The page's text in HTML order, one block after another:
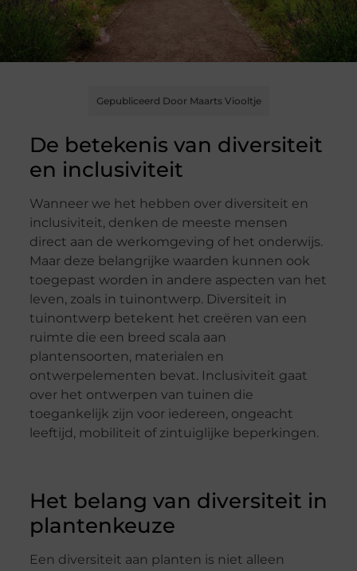
Gepubliceerd Door Maarts Viooltje
De betekenis van diversiteit
en inclusiviteit
Wanneer we het hebben over diversiteit en
inclusiviteit, denken de meeste mensen
direct aan de werkomgeving of het onderwijs.
Maar deze belangrijke waarden kunnen ook
toegepast worden in andere aspecten van het
leven, zoals in tuinontwerp. Diversiteit in
tuinontwerp betekent het creëren van een
ruimte die een breed scala aan
plantensoorten, materialen en
ontwerpelementen bevat. Inclusiviteit gaat
over het ontwerpen van tuinen die
toegankelijk zijn voor iedereen, ongeacht
leeftijd, mobiliteit of zintuiglijke beperkingen.
Het belang van diversiteit in
plantenkeuze
Een diversiteit aan planten is niet alleen